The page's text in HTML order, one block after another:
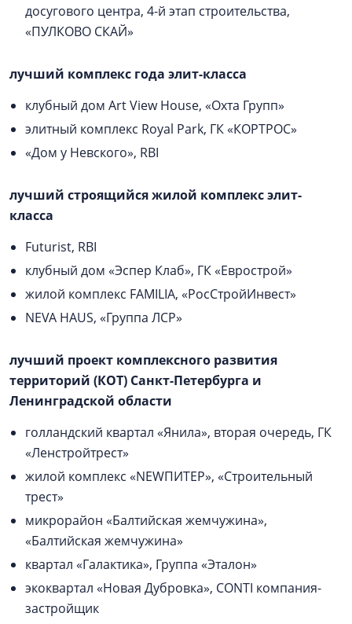
досугового центра, 4-й этап строительства,
«ПУЛКОВО СКАЙ»
лучший комплекс года элит-класса
клубный дом Art View House, «Охта Групп»
элитный комплекс Royal Park, ГК «КОРТРОС»
«Дом у Невского», RBI
лучший строящийся жилой комплекс элит-
класса
Futurist, RBI
клубный дом «Эспер Клаб», ГК «Еврострой»
жилой комплекс FAMILIA, «РосСтройИнвест»
NEVA HAUS, «Группа ЛСР»
лучший проект комплексного развития
территорий (КОТ) Санкт-Петербурга и
Ленинградской области
голландский квартал «Янила», вторая очередь, ГК
«Ленстройтрест»
жилой комплекс «NEWПИТЕР», «Строительный
трест»
микрорайон «Балтийская жемчужина»,
«Балтийская жемчужина»
квартал «Галактика», Группа «Эталон»
экоквартал «Новая Дубровка», CONTI компания-
застройщик